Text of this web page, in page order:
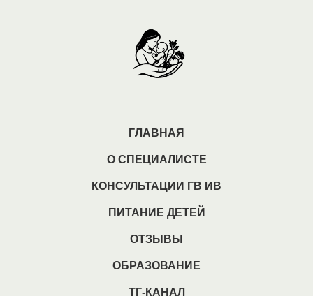
ГЛАВНАЯ
О СПЕЦИАЛИСТЕ
КОНСУЛЬТАЦИИ ГВ ИВ
ПИТАНИЕ ДЕТЕЙ
ОТЗЫВЫ
ОБРАЗОВАНИЕ
ТГ-КАНАЛ